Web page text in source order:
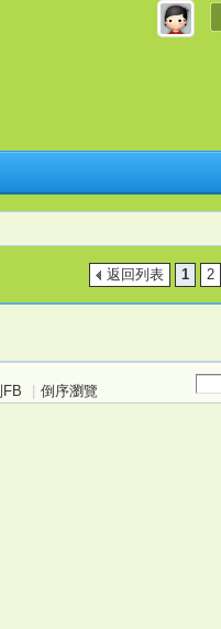
1 2
返回列表
FB | 倒序瀏覽